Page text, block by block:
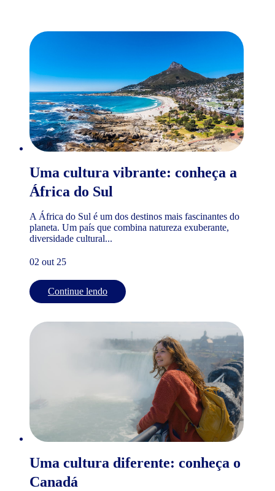
Uma cultura vibrante: conheça a
África do Sul
A África do Sul é um dos destinos mais fascinantes do
planeta. Um país que combina natureza exuberante,
diversidade cultural...
02 out 25
Continue lendo
Uma cultura diferente: conheça o
Canadá